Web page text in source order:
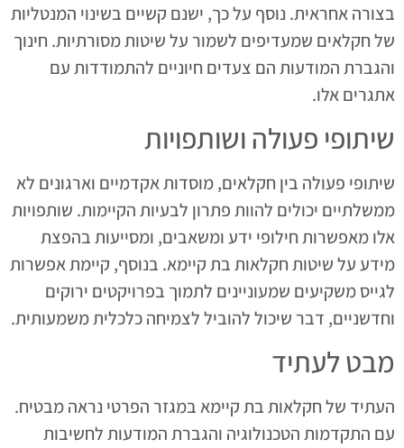
בצורה אחראית. נוסף על כך, ישנם קשיים בשינוי המנטליות
של חקלאים שמעדיפים לשמור על שיטות מסורתיות. חינוך
והגברת המודעות הם צעדים חיוניים להתמודדות עם
אתגרים אלו.
שיתופי פעולה ושותפויות
שיתופי פעולה בין חקלאים, מוסדות אקדמיים וארגונים לא
ממשלתיים יכולים להוות פתרון לבעיות הקיימות. שותפויות
אלו מאפשרות חילופי ידע ומשאבים, ומסייעות בהפצת
מידע על שיטות חקלאות בת קיימא. בנוסף, קיימת אפשרות
לגייס משקיעים שמעוניינים לתמוך בפרויקטים ירוקים
וחדשניים, דבר שיכול להוביל לצמיחה כלכלית משמעותית.
מבט לעתיד
העתיד של חקלאות בת קיימא במגזר הפרטי נראה מבטיח.
עם התקדמות הטכנולוגיה והגברת המודעות לחשיבות